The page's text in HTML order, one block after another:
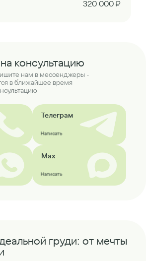
320 000 ₽
консультацию
нам в мессенджеры -
в ближайшее время
Телеграм
Написать
Max
Написать
груди: от мечты